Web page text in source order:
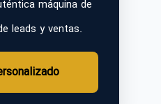
máquina de
leads y ventas.